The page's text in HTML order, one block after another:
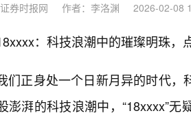
券时报网 作者：李洛渊 2026-02-08
：科技浪潮中的璀璨明珠，
们正身处一个日新月异的时代
澎湃的科技浪潮中，“18xxxx”